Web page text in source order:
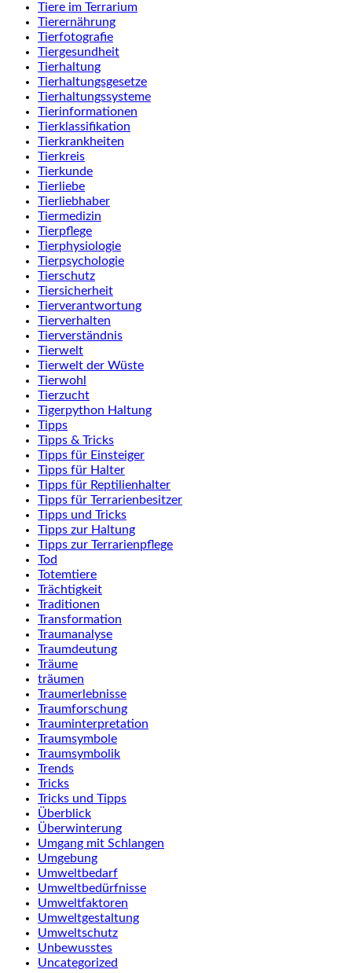
Tiere im Terrarium
Tierernährung
Tierfotografie
Tiergesundheit
Tierhaltung
Tierhaltungsgesetze
Tierhaltungssysteme
Tierinformationen
Tierklassifikation
Tierkrankheiten
Tierkreis
Tierkunde
Tierliebe
Tierliebhaber
Tiermedizin
Tierpflege
Tierphysiologie
Tierpsychologie
Tierschutz
Tiersicherheit
Tierverantwortung
Tierverhalten
Tierverständnis
Tierwelt
Tierwelt der Wüste
Tierwohl
Tierzucht
Tigerpython Haltung
Tipps
Tipps & Tricks
Tipps für Einsteiger
Tipps für Halter
Tipps für Reptilienhalter
Tipps für Terrarienbesitzer
Tipps und Tricks
Tipps zur Haltung
Tipps zur Terrarienpflege
Tod
Totemtiere
Trächtigkeit
Traditionen
Transformation
Traumanalyse
Traumdeutung
Träume
träumen
Traumerlebnisse
Traumforschung
Trauminterpretation
Traumsymbole
Traumsymbolik
Trends
Tricks
Tricks und Tipps
Überblick
Überwinterung
Umgang mit Schlangen
Umgebung
Umweltbedarf
Umweltbedürfnisse
Umweltfaktoren
Umweltgestaltung
Umweltschutz
Unbewusstes
Uncategorized